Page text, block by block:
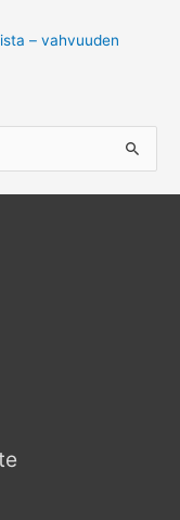
– vahvuuden